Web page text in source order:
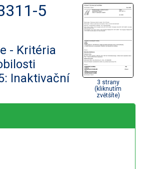
5
- Kritéria
Inaktivační
3 strany
(kliknutím
zvětšíte)